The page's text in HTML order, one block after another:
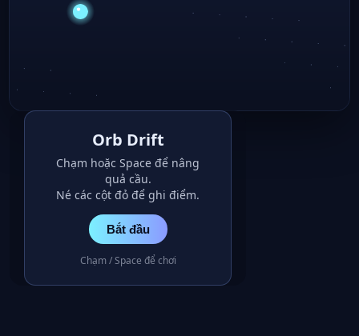
Orb Drift
Chạm hoặc Space để nâng
quả cầu.
Né các cột đỏ để ghi điểm.
Bắt đầu
Chạm / Space để chơi